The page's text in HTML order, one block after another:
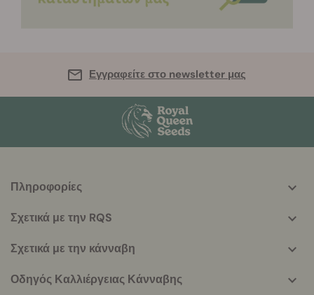
Εγγραφείτε στο newsletter μας
More
info
Πληροφορίες
Σχετικά με την RQS
Σχετικά με την κάνναβη
Οδηγός Καλλιέργειας Κάνναβης